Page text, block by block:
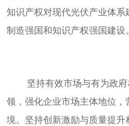
知识产权对现代光伏产业体
领，强化企业市场主体地位
境。坚持创新激励与质量提